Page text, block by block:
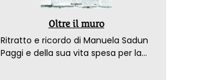
Oltre il muro
Ritratto e ricordo di Manuela Sadun
Paggi e della sua vita spesa per la